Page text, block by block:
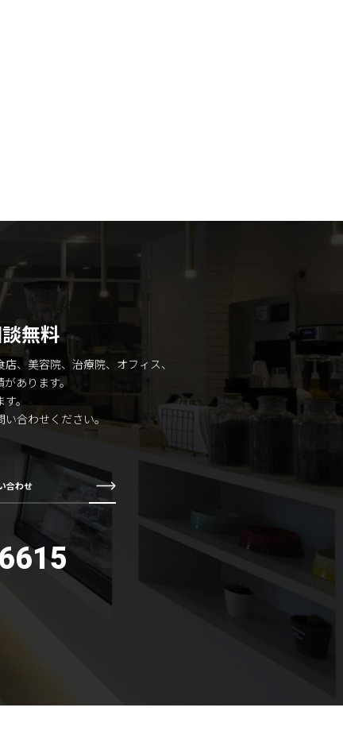
無料
、美容院、治療院、オフィス、
あります。
。
い合わせください。
合わせ